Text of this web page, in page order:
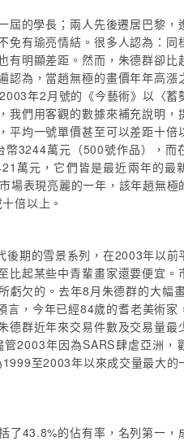
屆的學長；兩人先後遷居巴黎，
免有瑜亮情結。很多人認為：同
有明顯差距。然而，朱德群卻比
認為，當趙無極的畫價年年高漲
年2月號的《今藝術》以〈蓄
我們用客觀的數據來補充說明，
平均一號單價甚至可以差距十倍
3244萬元（500號作品），而
萬元，它們皆是最近兩年的最
場表現亮麗的一年，該年趙無極
倍以上。
期的雪景系列，在2003年以前
比起某些中青輩畫家還要便宜。
虧欠的。去年8月朱德群的大幅
，今年已經84歲的耆老美術家
群近年來交易件數及交易量最
2003年因為SARS肆虐亞洲，
至2003年以來成交量最大的
了43.8%的佔有率，名列第一，